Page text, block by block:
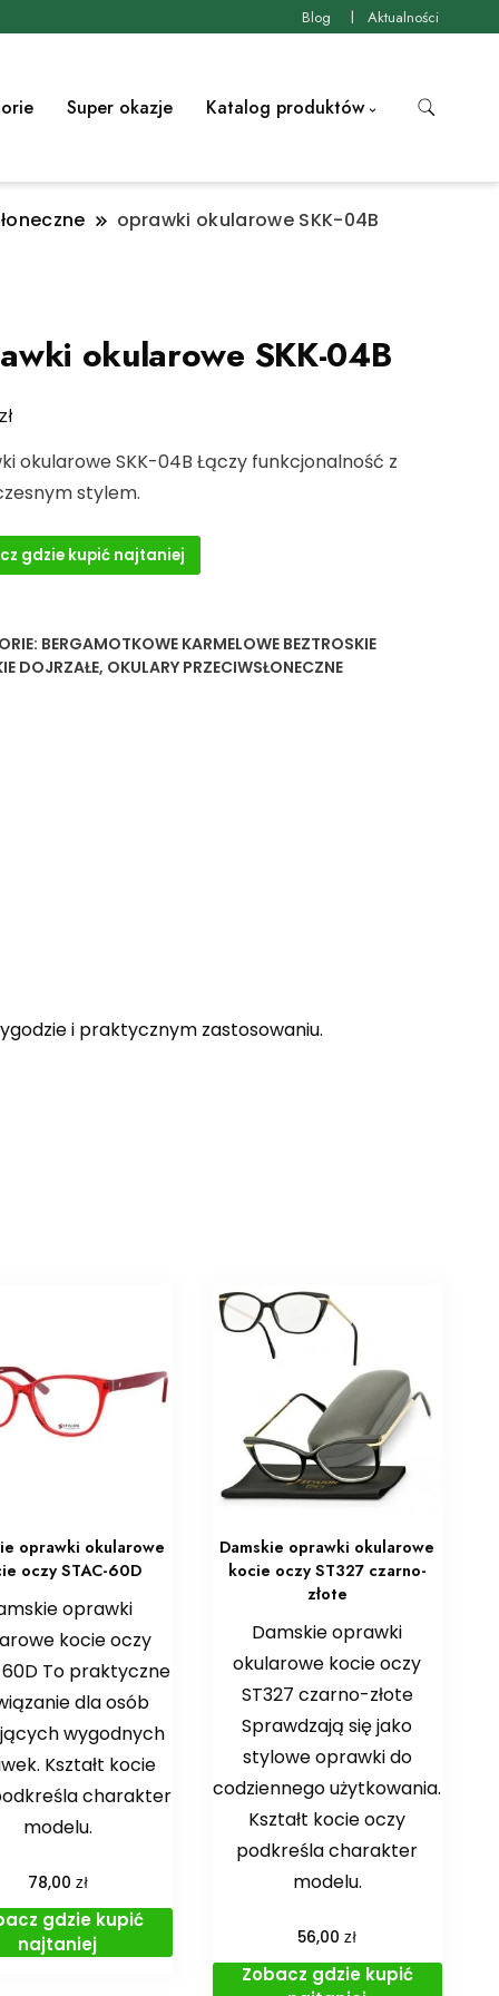
Blog Aktualności
Super okazje Katalog produktów
oprawki okularowe SKK-04B
okularowe SKK-04B
zł
okularowe SKK-04B Łączy funkcjonalność z
stylem.
gdzie kupić najtaniej
BERGAMOTKOWE KARMELOWE BEZTROSKIE
DOJRZAŁE, OKULARY PRZECIWSŁONECZNE
i praktycznym zastosowaniu.
oprawki okularowe
oczy STAC-60D
oprawki
kocie oczy
To praktyczne
dla osób
wygodnych
Kształt kocie
charakter
modelu.
78,00 zł
gdzie kupić
najtaniej
Damskie oprawki okularowe
kocie oczy ST327 czarno-
złote
Damskie oprawki
okularowe kocie oczy
ST327 czarno-złote
Sprawdzają się jako
stylowe oprawki do
codziennego użytkowania.
Kształt kocie oczy
podkreśla charakter
modelu.
56,00zł
Zobacz gdzie kupić